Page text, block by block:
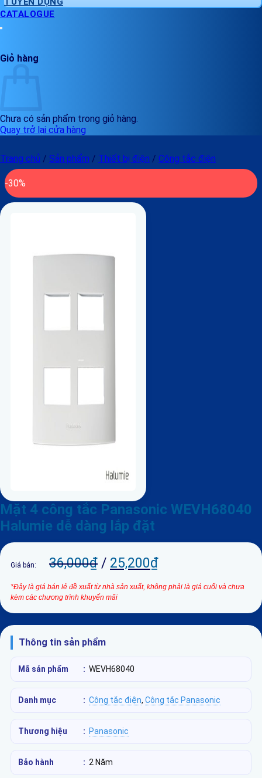
CATALOGUE
Giỏ hàng
Chưa có sản phẩm trong giỏ hàng.
Quay trở lại cửa hàng
Trang chủ / Sản phẩm / Thiết bị điện / Công tắc điện
-30%
Mặt 4 công tắc Panasonic WEVH68040
Halumie dễ dàng lắp đặt
Giá bán: 36,000₫ / 25,200₫
*Đây là giá bán lẻ đề xuất từ nhà sản xuất, không phải là giá cuối và chưa
kèm các chương trình khuyến mãi
Thông tin sản phẩm
Mã sản phẩm : WEVH68040
Danh mục : Công tắc điện, Công tắc Panasonic
Thương hiệu : Panasonic
Bảo hành : 2 Năm